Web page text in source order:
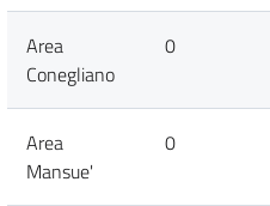
Area
Conegliano
0
Area
Mansue'
0